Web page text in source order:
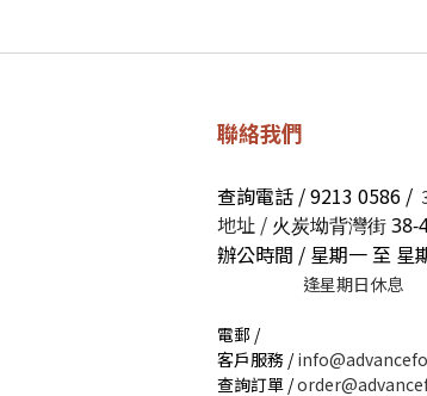
聯絡我們
查詢電話 / 9213 0586 /
地址 / 火炭坳背灣街 38-
辦公時間 / 星期一 至 星
逢星期日休息
電郵 /
客戶服務 /
查詢訂單 /